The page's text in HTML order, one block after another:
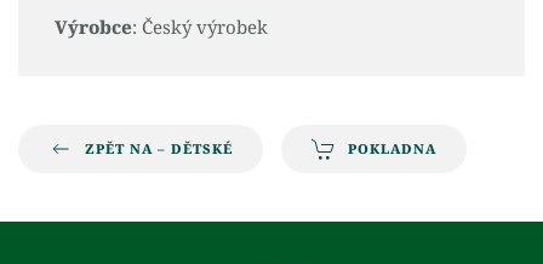
Výrobce: Český výrobek
ZPĚT NA – DĚTSKÉ POKLADNA